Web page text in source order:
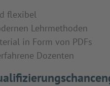
flexibel
Lehrmethoden
in Form von PDFs
Dozenten